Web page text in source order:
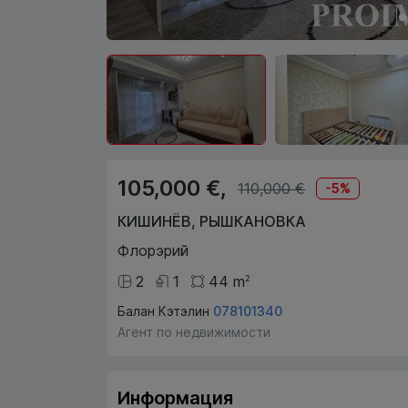
105,000 €, 110,000 € -5%
КИШИНЁВ, РЫШКАНОВКА
Флорэрий
2
1 44 m2
Балан Кэтэлин 078101340
Агент по недвижимости
Информация